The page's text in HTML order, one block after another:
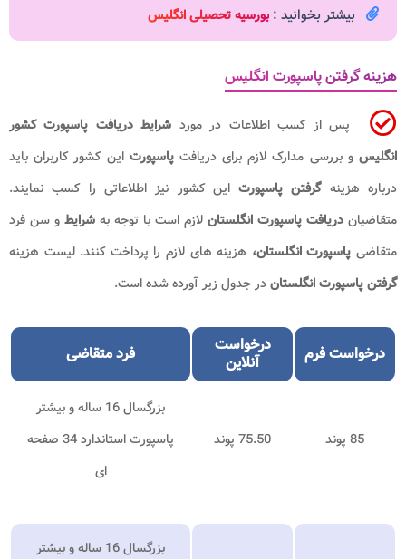
بیشتر بخوانید : بورسیه تحصیلی انگلیس
هزینه گرفتن پاسپورت انگلیس
پس از کسب اطلاعات در مورد شرایط دریافت پاسپورت کشور
انگلیسو بررسی مدارک لازم برای دریافتپاسپورتاین کشور کاربران باید
درباره هزینهگرفتن پاسپورتاین کشور نیز اطلاعاتی را کسب نمایند.
متقاضیان دریافت پاسپورت انگلستان لازم است با توجه به شرایط و سن فرد
متقاضیپاسپورت انگلستان، هزینه های لازم را پرداخت کنند. لیست هزینه
گرفتن پاسپورت انگلستاندر جدول زیر آورده شده است.
درخواست فرم
درخواست
آنلاین
فرد متقاضی
85 پوند 75.50 پوند
بزرگسال 16 ساله و بیشتر
پاسپورت استاندارد 34 صفحه
ای
بزرگسال 16 ساله و بیشتر